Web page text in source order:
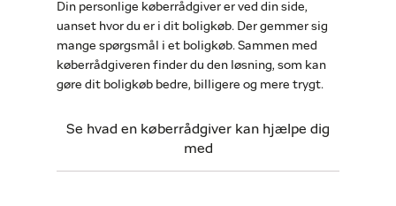
Din personlige køberrådgiver er ved din side,
uanset hvor du er i dit boligkøb. Der gemmer sig
mange spørgsmål i et boligkøb. Sammen med
køberrådgiveren finder du den løsning, som kan
gøre dit boligkøb bedre, billigere og mere trygt.
Se hvad en køberrådgiver kan hjælpe dig
med